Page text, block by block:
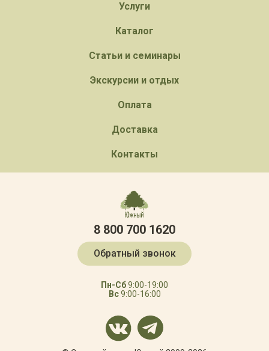
Услуги
Каталог
Статьи и семинары
Экскурсии и отдых
Оплата
Доставка
Контакты
8 800 700 1620
Обратный звонок
Пн-Сб9:00-19:00
Вс9:00-16:00